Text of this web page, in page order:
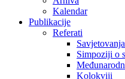
Kalendar
Publikacije
Referati
Simpoziji o
Kolokviji​